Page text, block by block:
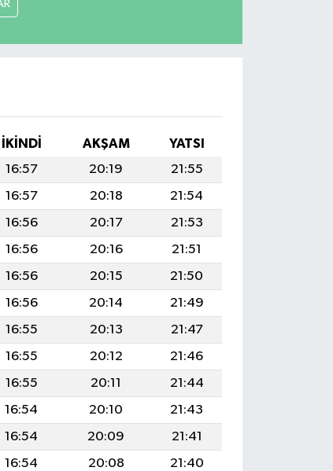
İKINDI AKŞAM
YATSI
16:57 20:19
21:55
16:57 20:18
21:54
16:56 20:17
21:53
16:56 20:16
21:51
16:56 20:15
21:50
16:56 20:14
21:49
16:55 20:13
21:47
16:55 20:12
21:46
16:55 20:11
21:44
16:54 20:10
21:43
16:54 20:09
21:41
16:54 20:08
21:40